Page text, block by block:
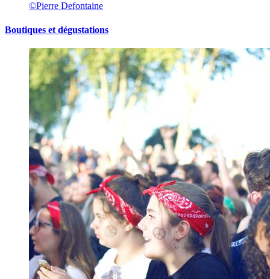
©Pierre Defontaine
Boutiques et dégustations